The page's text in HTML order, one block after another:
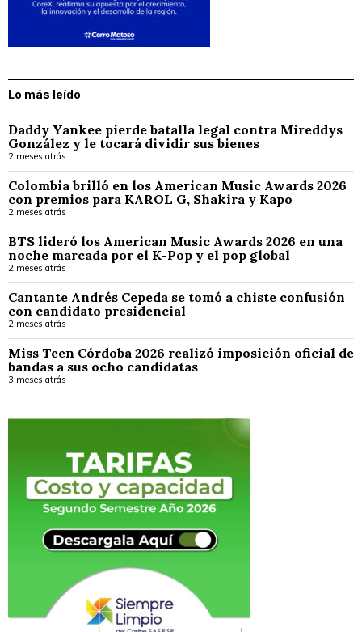
Lo más leído
Daddy Yankee pierde batalla legal contra Mireddys
González y le tocará dividir sus bienes
2 meses atrás
Colombia brilló en los American Music Awards 2026
con premios para KAROL G, Shakira y Kapo
2 meses atrás
BTS lideró los American Music Awards 2026 en una
noche marcada por el K-Pop y el pop global
2 meses atrás
Cantante Andrés Cepeda se tomó a chiste confusión
con candidato presidencial
2 meses atrás
Miss Teen Córdoba 2026 realizó imposición oficial de
bandas a sus ocho candidatas
3 meses atrás